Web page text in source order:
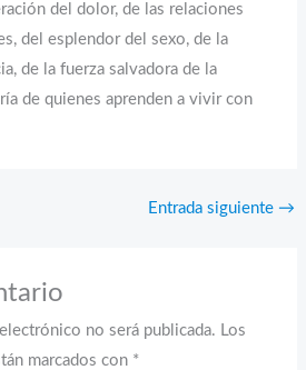
del dolor, de las relaciones
del esplendor del sexo, de la
de la fuerza salvadora de la
de quienes aprenden a vivir con
Entrada siguiente →
no será publicada. Los
marcados con *